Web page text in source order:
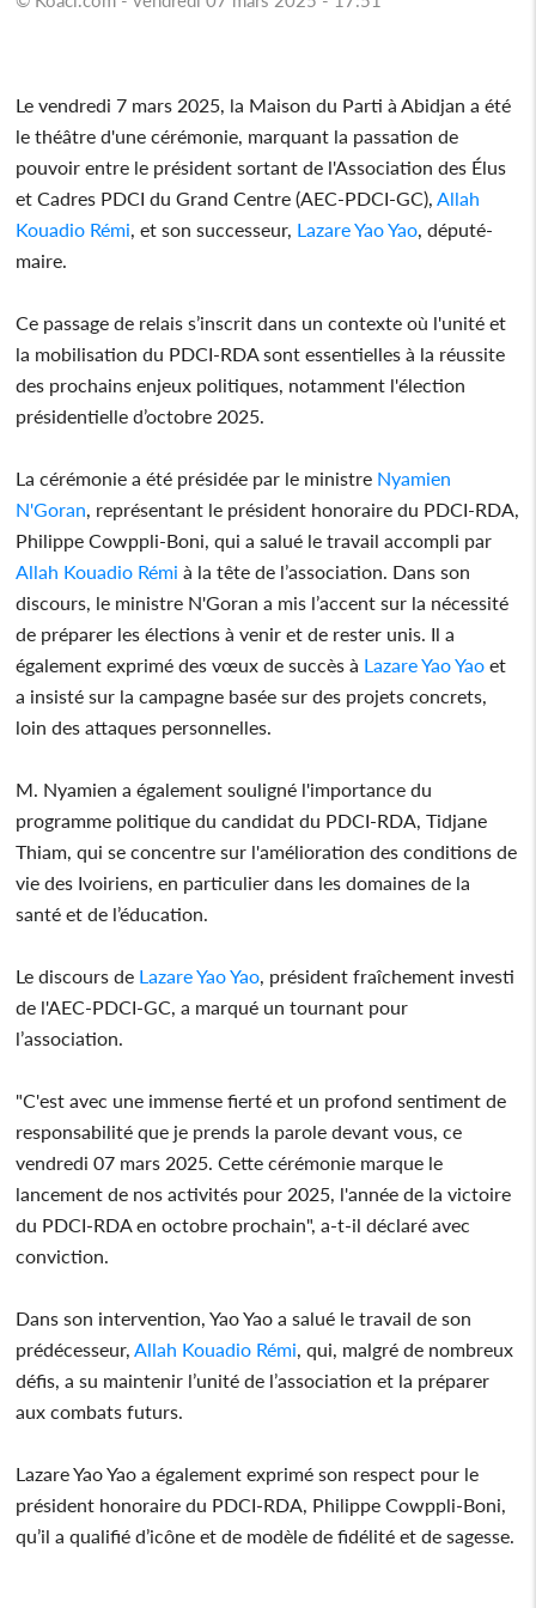
Le vendredi 7 mars 2025, la Maison du Parti à Abidjan a été
le théâtre d'une cérémonie, marquant la passation de
pouvoir entre le président sortant de l'Association des Élus
et Cadres PDCI du Grand Centre (AEC-PDCI-GC), Allah
Kouadio Rémi , et son successeur, Lazare Yao Yao , député-
maire.
Ce passage de relais s’inscrit dans un contexte où l'unité et
la mobilisation du PDCI-RDA sont essentielles à la réussite
des prochains enjeux politiques, notamment l'élection
présidentielle d’octobre 2025.
La cérémonie a été présidée par le ministre Nyamien
N'Goran , représentant le président honoraire du PDCI-RDA,
Philippe Cowppli-Boni, qui a salué le travail accompli par
Allah Kouadio Rémi à la tête de l’association. Dans son
discours, le ministre N'Goran a mis l’accent sur la nécessité
de préparer les élections à venir et de rester unis. Il a
également exprimé des vœux de succès à Lazare Yao Yao et
a insisté sur la campagne basée sur des projets concrets,
loin des attaques personnelles.
M. Nyamien a également souligné l'importance du
programme politique du candidat du PDCI-RDA, Tidjane
Thiam, qui se concentre sur l'amélioration des conditions de
vie des Ivoiriens, en particulier dans les domaines de la
santé et de l’éducation.
Le discours de Lazare Yao Yao , président fraîchement investi
de l'AEC-PDCI-GC, a marqué un tournant pour
l’association.
"C'est avec une immense fierté et un profond sentiment de
responsabilité que je prends la parole devant vous, ce
vendredi 07 mars 2025. Cette cérémonie marque le
lancement de nos activités pour 2025, l'année de la victoire
du PDCI-RDA en octobre prochain", a-t-il déclaré avec
conviction.
Dans son intervention, Yao Yao a salué le travail de son
prédécesseur, Allah Kouadio Rémi , qui, malgré de nombreux
défis, a su maintenir l’unité de l’association et la préparer
aux combats futurs.
Lazare Yao Yao a également exprimé son respect pour le
président honoraire du PDCI-RDA, Philippe Cowppli-Boni,
qu’il a qualifié d’icône et de modèle de fidélité et de sagesse.